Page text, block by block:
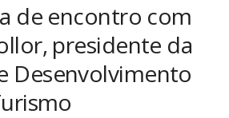
de encontro com
presidente da
Desenvolvimento